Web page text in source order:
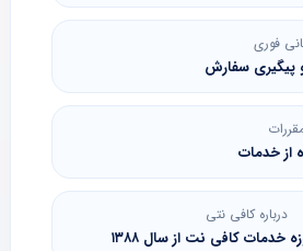
فوری
پیگیری سفارش
از خدمات
درباره کافی نتی
خدمات کافی نت از سال ۱۳۸۸